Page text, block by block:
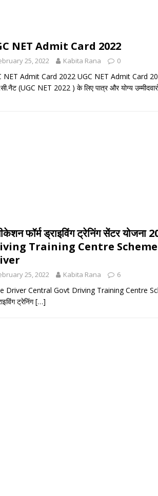
NET Admit Card 2022
25, 2022 Kabita Rana 0
NET Admit Card 2022 UGC NET Admit Card
(UGC NET 2022 ) के लिए पात्र और योग्य
फॉर्म ड्राइविंग ट्रेनिंग सेंटर योजना
Training Centre
25, 2022 Kabita Rana 6
Driver Central Govt Driving Training Centre
ट्रेनिंग[…]